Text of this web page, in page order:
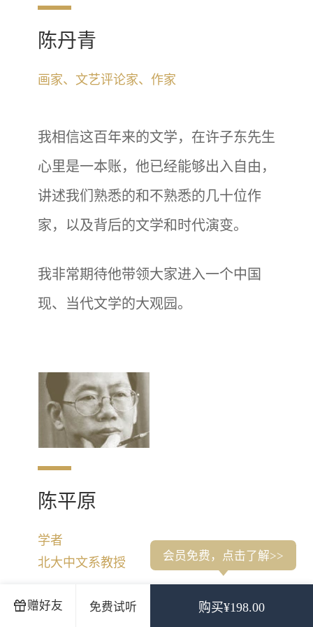
赠好友 免费试听 购买¥198.00
会员免费，点击了解>>
陈丹青
画家、文艺评论家、作家
我相信这百年来的文学，在许子东先生
心里是一本账，他已经能够出入自由，
讲述我们熟悉的和不熟悉的几十位作
家，以及背后的文学和时代演变。
我非常期待他带领大家进入一个中国
现、当代文学的大观园。
陈平原
学者
北大中文系教授
中国学界，有学问的人不少，能说会道